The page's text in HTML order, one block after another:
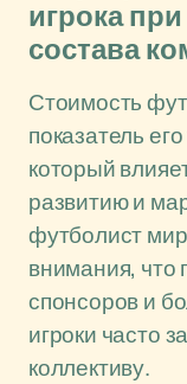
игрока
состава
Стоимость
показатель
который
развитию и
футболист
внимания, что
спонсоров и
игроки часто
коллективу.